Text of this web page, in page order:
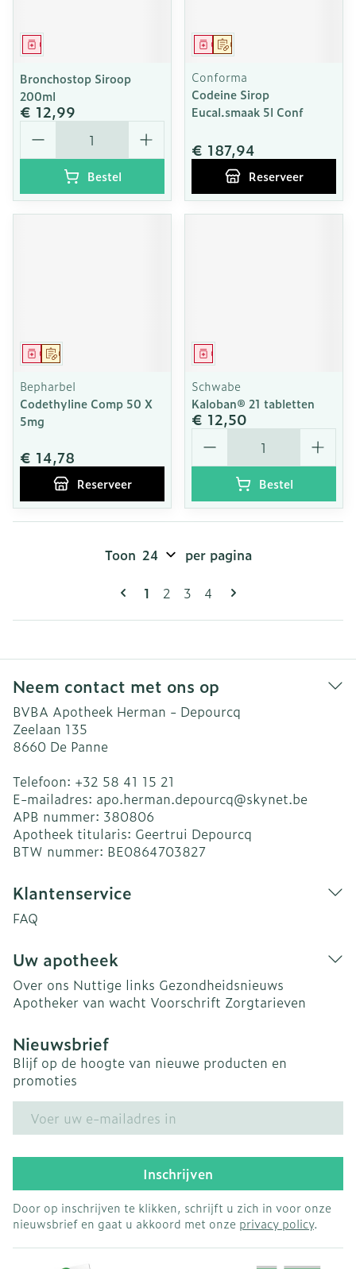
Geneesmiddel
Bronchostop Siroop
200ml
€ 12,99
Aantal
Bestel
Op voorschrift
Geneesmiddel
Conforma
Codeine Sirop
Eucal.smaak 5l Conf
€ 187,94
Reserveer
Op voorschrift
Geneesmiddel
Bepharbel
Codethyline Comp 50 X
5mg
€ 14,78
Reserveer
Geneesmiddel
Schwabe
Kaloban® 21 tabletten
€ 12,50
Aantal
Bestel
Pagina's
U lees momenteel pagina
1 Pagina
2 Pagina
3 Pagina
4
Toon per pagina
Neem contact met ons op
BVBA Apotheek Herman - Depourcq
Zeelaan 135
8660 De Panne
Telefoon: +32 58 41 15 21
E-mailadres: apo.herman.depourcq@skynet.be
APB nummer: 380806
Apotheek titularis: Geertrui Depourcq
BTW nummer: BE0864703827
Klantenservice
FAQ
Uw apotheek
Over ons Nuttige links Gezondheidsnieuws
Apotheker van wacht Voorschrift Zorgtarieven
Nieuwsbrief
Blijf op de hoogte van nieuwe producten en
promoties
Inschrijven
Door op inschrijven te klikken, schrijft u zich in voor onze
nieuwsbrief en gaat u akkoord met onze privacy policy.